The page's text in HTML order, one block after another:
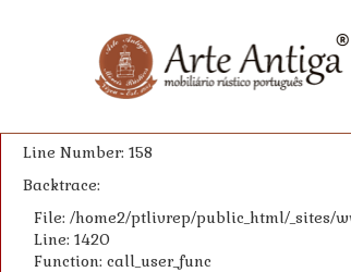
Severity: Warning
Message: Invalid argument supplied for
Line Number: 158
Backtrace:
File: /home2/ptlivrep/public_html/_sites/
Line: 1420
Function: call_user_func